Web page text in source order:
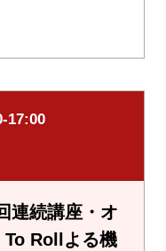
17:00
続講座・オ
To Rollよる機